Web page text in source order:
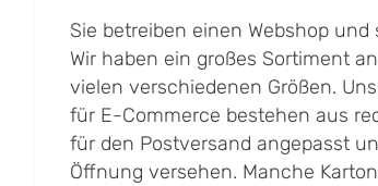
Sie betreiben einen Webshop
Wir haben ein großes Sortiment
vielen verschiedenen Größen.
für E-Commerce bestehen aus
für den Postversand angepasst
Öffnung versehen. Manche